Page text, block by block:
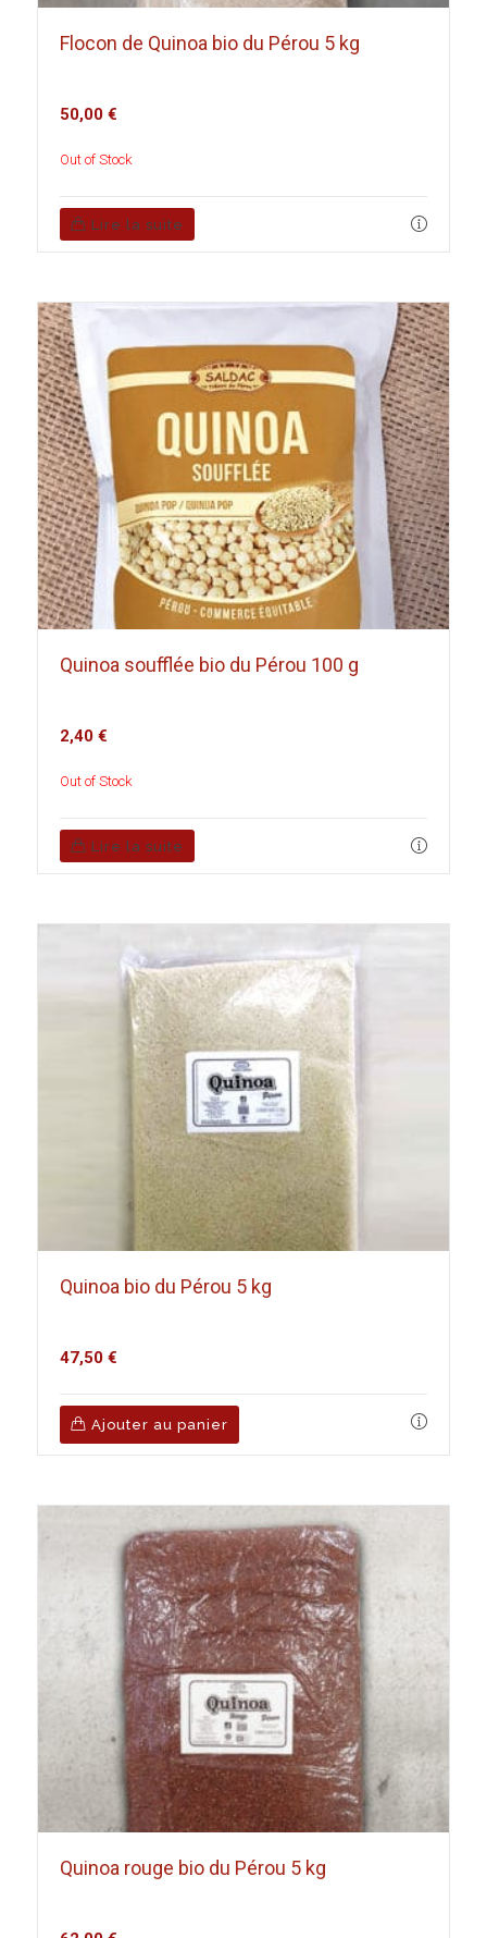
Flocon de Quinoa bio du Pérou 5 kg
50,00 €
Out of Stock
Lire la suite
Quinoa soufflée bio du Pérou 100 g
2,40 €
Out of Stock
Lire la suite
Quinoa bio du Pérou 5 kg
47,50 €
Ajouter au panier
Quinoa rouge bio du Pérou 5 kg